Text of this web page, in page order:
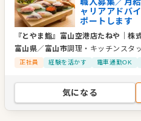
ャリアアドバ
ポートします
『とやま鮨』富山空港店たねや ｜株
富山県／富山市調理・キッチンスタ
正社員 経験を活かす 電車通勤OK
気になる